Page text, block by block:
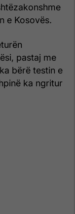
e Kosovës.
pastaj me
bërë testin e
ka ngritur